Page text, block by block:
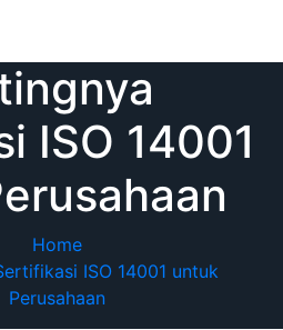
ISO 14001
Home
ISO 14001 untuk
Perusahaan